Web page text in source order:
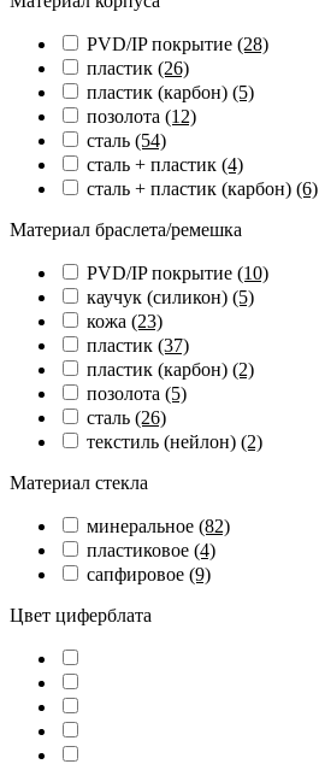
PVD/IP покрытие (28)
пластик (26)
пластик (карбон) (5)
позолота (12)
сталь (54)
сталь + пластик (4)
сталь + пластик (карбон) (6)
Материал браслета/ремешка
PVD/IP покрытие (10)
каучук (силикон) (5)
кожа (23)
пластик (37)
пластик (карбон) (2)
позолота (5)
сталь (26)
текстиль (нейлон) (2)
Материал стекла
минеральное (82)
пластиковое (4)
сапфировое (9)
Цвет циферблата